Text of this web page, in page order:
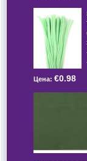
Цена: €0.98